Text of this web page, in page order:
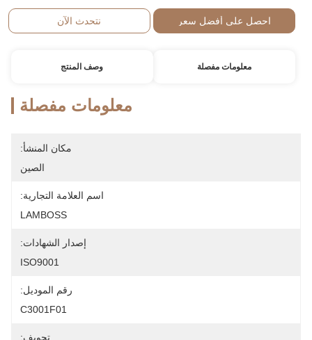
احصل على أفضل سعر نتحدث الآن
معلومات مفصلة وصف المنتج
معلومات مفصلة
مكان المنشأ:
الصين
اسم العلامة التجارية:
LAMBOSS
إصدار الشهادات:
ISO9001
رقم الموديل:
C3001F01
تجويف: